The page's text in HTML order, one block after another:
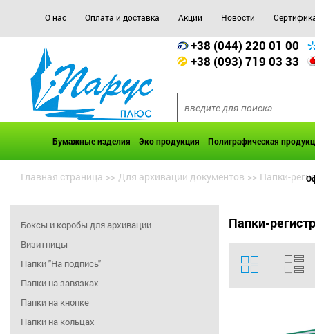
О нас Оплата и доставка Акции Новости
+38 (044) 220 01 00
+38 (093) 719 03 33
Бумажные изделия Эко продукция Полиграфическая
Главная страница >> Для архивации документов >> Папки-
Боксы и коробы для архивации
Визитницы
Папки "На подпись"
Папки на завязках
Папки на кнопке
Папки на кольцах
Папки-